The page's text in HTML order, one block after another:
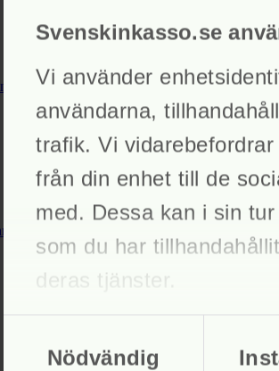
Svenskinkasso.se
Vi använder
användarna,
trafik. Vi
från din enhet till de
med. Dessa kan i sin
som du har
deras tjänster.
Nödvändig
och evenemang
av personuppgifter hos Svensk Inkasso